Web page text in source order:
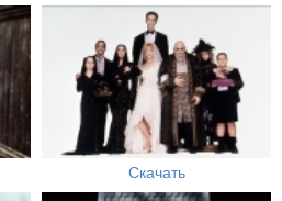
Скачать